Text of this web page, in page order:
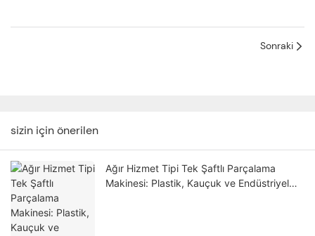
Sonraki
sizin için önerilen
Ağır Hizmet Tipi Tek Şaftlı Parçalama
Makinesi: Plastik, Kauçuk ve Endüstriyel